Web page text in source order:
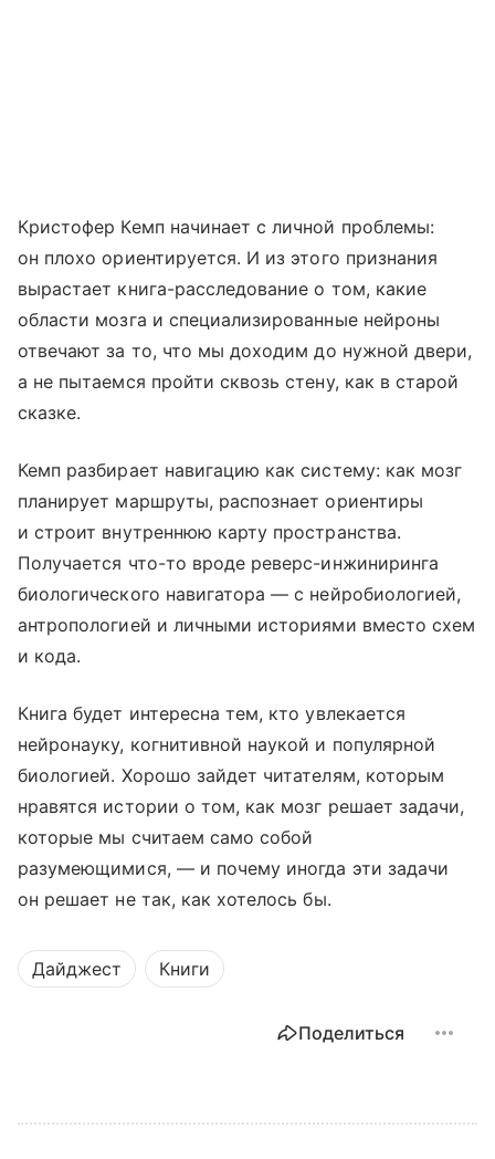
Кристофер Кемп начинает с личной проблемы:
он плохо ориентируется. И из этого признания
вырастает книга-расследование о том, какие
области мозга и специализированные нейроны
отвечают за то, что мы доходим до нужной двери,
а не пытаемся пройти сквозь стену, как в старой
сказке.
Кемп разбирает навигацию как систему: как мозг
планирует маршруты, распознает ориентиры
и строит внутреннюю карту пространства.
Получается что-то вроде реверс-инжиниринга
биологического навигатора — с нейробиологией,
антропологией и личными историями вместо схем
и кода.
Книга будет интересна тем, кто увлекается
нейронауку, когнитивной наукой и популярной
биологией. Хорошо зайдет читателям, которым
нравятся истории о том, как мозг решает задачи,
которые мы считаем само собой
разумеющимися, — и почему иногда эти задачи
он решает не так, как хотелось бы.
Дайджест Книги
Поделиться